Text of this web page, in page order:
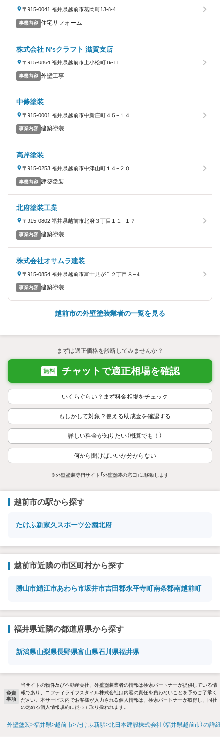
〒915-0041 福井県越前市葛岡町13-8-4
事業内容 住宅リフォーム
株式会社 N'sクラフト 滋賀支店
〒915-0864 福井県越前市上小松町16-11
事業内容 外壁工事
中條塗装
〒915-0001 福井県越前市中新庄町４５−１４
事業内容 建築塗装
高岸塗装
〒915-0253 福井県越前市中津山町１４−２０
事業内容 建築塗装
北府塗装工業
〒915-0802 福井県越前市北府３丁目１１−１７
事業内容 建築塗装
株式会社オサムラ建装
〒915-0854 福井県越前市富士見が丘２丁目８−４
事業内容 建築塗装
越前市の外壁塗装業者の一覧を見る
まずは適正価格を診断してみませんか？
無料 チャットで適正相場を確認
いくらぐらい？まず料金相場をチェック
もしかして対象？使える助成金を確認する
詳しい料金が知りたい（概算でも！）
何から聞けばいいか分からない
※外壁塗装専門サイト「外壁塗装の窓口」に移動します
越前市の駅から探す
たけふ新家久 スポーツ公園北府
越前市近隣の市区町村から探す
勝山市鯖江市あわら市坂井市吉田郡永平寺町南条郡南越前町
福井県近隣の都道府県から探す
新潟県山梨県長野県富山県石川県福井県
免責
事項
当サイトの物件及び不動産会社、外壁塗装業者の情報は検索パートナーが提供している情
報であり、ニフティライフスタイル株式会社は内容の責任を負わないことを予めご了承く
ださい。本サービス内でお客様が入力される個人情報は、検索パートナーが取得し、同社
の定める個人情報規約に従って取り扱われます。
外壁塗装 福井県 越前市 たけふ新駅 北日本建設株式会社（福井県越前市）の詳